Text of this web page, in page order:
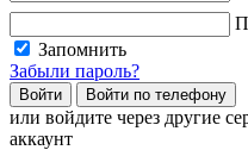
Запомнить
Забыли пароль?
Войти Войти по телефону
или войдите через другие
аккаунт